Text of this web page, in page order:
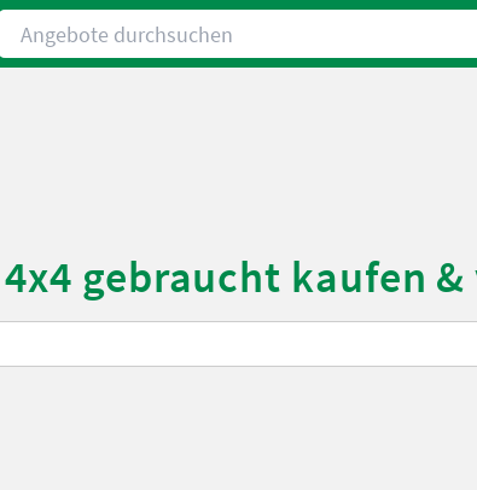
Angebote durchsuchen
gebraucht kaufen